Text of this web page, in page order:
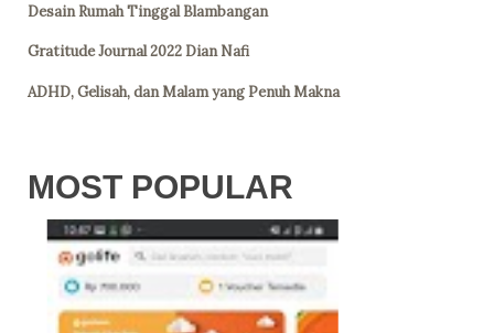
Desain Rumah Tinggal Blambangan
Gratitude Journal 2022 Dian Nafi
ADHD, Gelisah, dan Malam yang Penuh Makna
MOST POPULAR